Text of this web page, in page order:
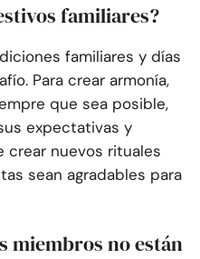
familiares?
familiares y días
Para crear armonía,
que sea posible,
expectativas y
crear nuevos rituales
sean agradables para
miembros no están